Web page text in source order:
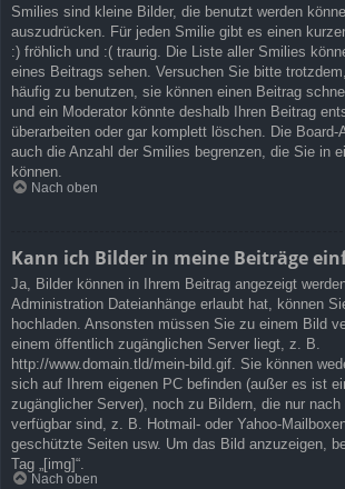
Smilies sind kleine Bilder, die benutzt werden
auszudrücken. Für jeden Smilie gibt es einen
:) fröhlich und :( traurig. Die Liste aller Smilies
eines Beitrags sehen. Versuchen Sie bitte
häufig zu benutzen, sie können einen Beitrag
und ein Moderator könnte deshalb Ihren Beitrag
überarbeiten oder gar komplett löschen. Die
auch die Anzahl der Smilies begrenzen, die Sie in
können.
Nach oben
Kann ich Bilder in meine Beiträge
Ja, Bilder können in Ihrem Beitrag angezeigt
Administration Dateianhänge erlaubt hat, können
hochladen. Ansonsten müssen Sie zu einem Bild
einem öffentlich zugänglichen Server liegt, z. B.
http://www.domain.tld/mein-bild.gif. Sie können
sich auf Ihrem eigenen PC befinden (außer es ist
zugänglicher Server), noch zu Bildern, die nur nach
verfügbar sind, z. B. Hotmail- oder Yahoo-
geschützte Seiten usw. Um das Bild anzuzeigen,
Tag „[img]“.
Nach oben